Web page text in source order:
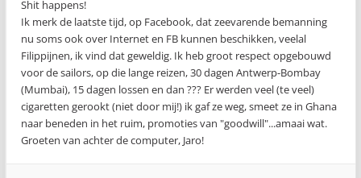
Shit happens!
Ik merk de laatste tijd, op Facebook, dat zeevarende bemanning
nu soms ook over Internet en FB kunnen beschikken, veelal
Filippijnen, ik vind dat geweldig. Ik heb groot respect opgebouwd
voor de sailors, op die lange reizen, 30 dagen Antwerp-Bombay
(Mumbai), 15 dagen lossen en dan ??? Er werden veel (te veel)
cigaretten gerookt (niet door mij!) ik gaf ze weg, smeet ze in Ghana
naar beneden in het ruim, promoties van "goodwill"...amaai wat.
Groeten van achter de computer, Jaro!